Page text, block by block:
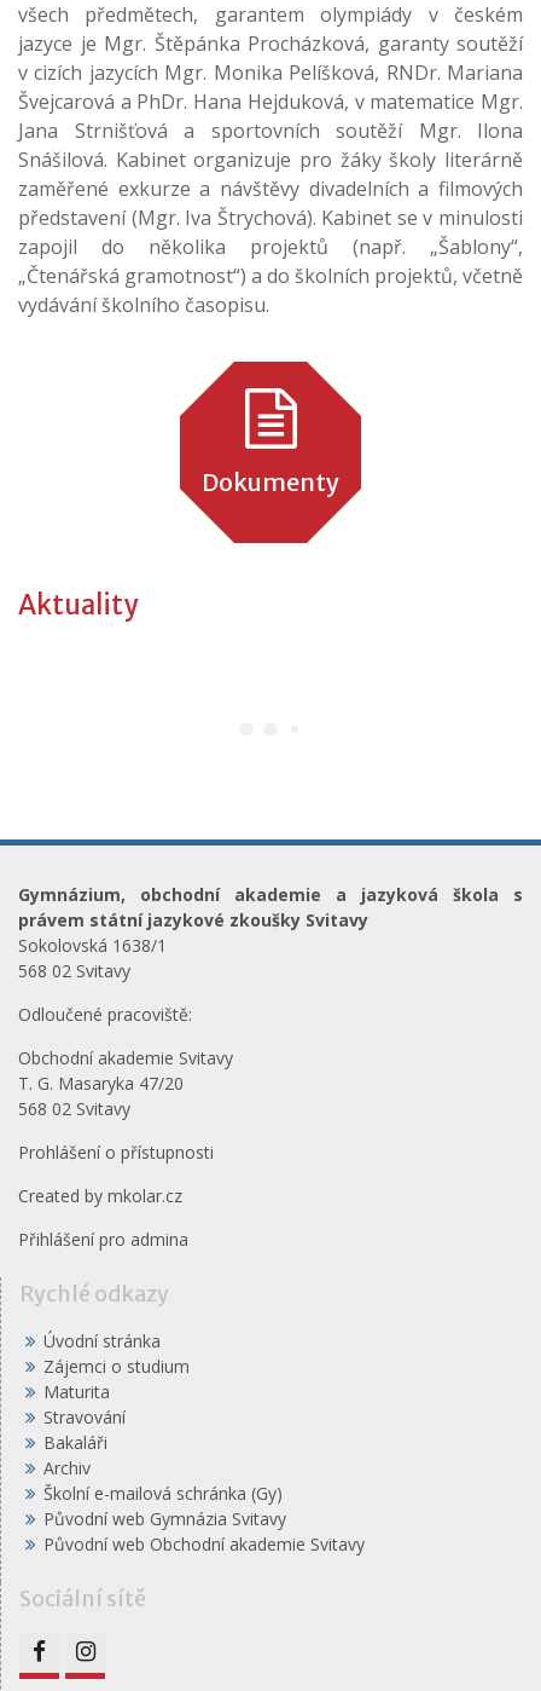
všech předmětech, garantem olympiády v českém
jazyce je Mgr. Štěpánka Procházková, garanty soutěží
v cizích jazycích Mgr. Monika Pelíšková, RNDr. Mariana
Švejcarová a PhDr. Hana Hejduková, v matematice Mgr.
Jana Strnišťová a sportovních soutěží Mgr. Ilona
Snášilová. Kabinet organizuje pro žáky školy literárně
zaměřené exkurze a návštěvy divadelních a filmových
představení (Mgr. Iva Štrychová). Kabinet se v minulosti
zapojil do několika projektů (např. „Šablony“,
„Čtenářská gramotnost“) a do školních projektů, včetně
vydávání školního časopisu.
Dokumenty
Aktuality
Gymnázium, obchodní akademie a jazyková škola s
právem státní jazykové zkoušky Svitavy
Sokolovská 1638/1
568 02 Svitavy
Odloučené pracoviště:
Obchodní akademie Svitavy
T. G. Masaryka 47/20
568 02 Svitavy
Prohlášení o přístupnosti
Created by mkolar.cz
Přihlášení pro admina
Rychlé odkazy
Úvodní stránka
Zájemci o studium
Maturita
Stravování
Bakaláři
Archiv
Školní e-mailová schránka (Gy)
Původní web Gymnázia Svitavy
Původní web Obchodní akademie Svitavy
Sociální sítě
FB IG